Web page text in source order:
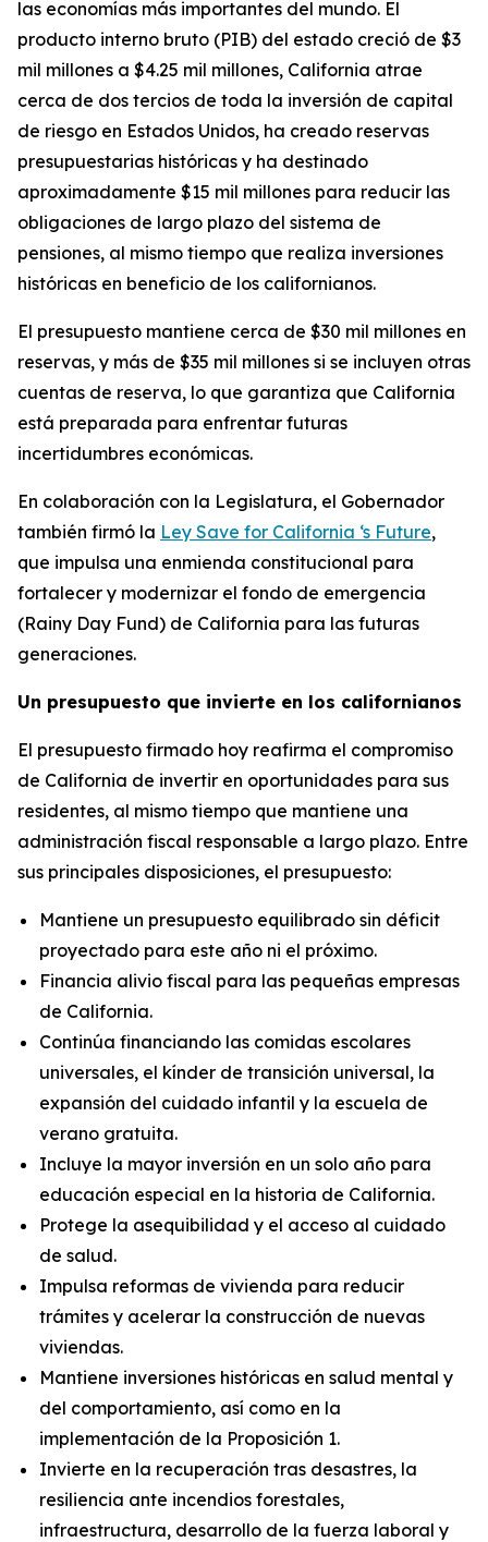
las economías más importantes del mundo. El
producto interno bruto (PIB) del estado creció de $3
mil millones a $4.25 mil millones, California atrae
cerca de dos tercios de toda la inversión de capital
de riesgo en Estados Unidos, ha creado reservas
presupuestarias históricas y ha destinado
aproximadamente $15 mil millones para reducir las
obligaciones de largo plazo del sistema de
pensiones, al mismo tiempo que realiza inversiones
históricas en beneficio de los californianos.
El presupuesto mantiene cerca de $30 mil millones en
reservas, y más de $35 mil millones si se incluyen otras
cuentas de reserva, lo que garantiza que California
está preparada para enfrentar futuras
incertidumbres económicas.
En colaboración con la Legislatura, el Gobernador
también firmó la Ley Save for California ‘s Future,
que impulsa una enmienda constitucional para
fortalecer y modernizar el fondo de emergencia
(Rainy Day Fund) de California para las futuras
generaciones.
Un presupuesto que invierte en los californianos
El presupuesto firmado hoy reafirma el compromiso
de California de invertir en oportunidades para sus
residentes, al mismo tiempo que mantiene una
administración fiscal responsable a largo plazo. Entre
sus principales disposiciones, el presupuesto:
Mantiene un presupuesto equilibrado sin déficit
proyectado para este año ni el próximo.
Financia alivio fiscal para las pequeñas empresas
de California.
Continúa financiando las comidas escolares
universales, el kínder de transición universal, la
expansión del cuidado infantil y la escuela de
verano gratuita.
Incluye la mayor inversión en un solo año para
educación especial en la historia de California.
Protege la asequibilidad y el acceso al cuidado
de salud.
Impulsa reformas de vivienda para reducir
trámites y acelerar la construcción de nuevas
viviendas.
Mantiene inversiones históricas en salud mental y
del comportamiento, así como en la
implementación de la Proposición 1.
Invierte en la recuperación tras desastres, la
resiliencia ante incendios forestales,
infraestructura, desarrollo de la fuerza laboral y